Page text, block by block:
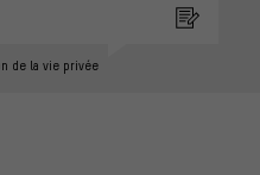
de la vie privée